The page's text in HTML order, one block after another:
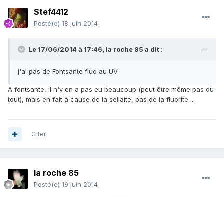
Stef4412
Posté(e) 18 juin 2014
Le 17/06/2014 à 17:46, la roche 85 a dit :
j'ai pas de Fontsante fluo au UV
A fontsante, il n'y en a pas eu beaucoup (peut être même pas du
tout), mais en fait à cause de la sellaite, pas de la fluorite ...
Citer
la roche 85
Posté(e) 19 juin 2014